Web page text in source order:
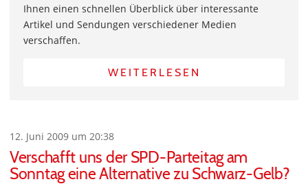
Ihnen einen schnellen Überblick über interessante
Artikel und Sendungen verschiedener Medien
verschaffen.
WEITERLESEN
12. Juni 2009 um 20:38
Verschafft uns der SPD-Parteitag am
Sonntag eine Alternative zu Schwarz-Gelb?